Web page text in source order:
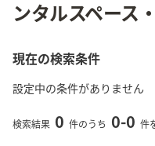
ンタルスペース
現在の検索条件
設定中の条件がありません
検索結果 0 件のうち 0-0 件